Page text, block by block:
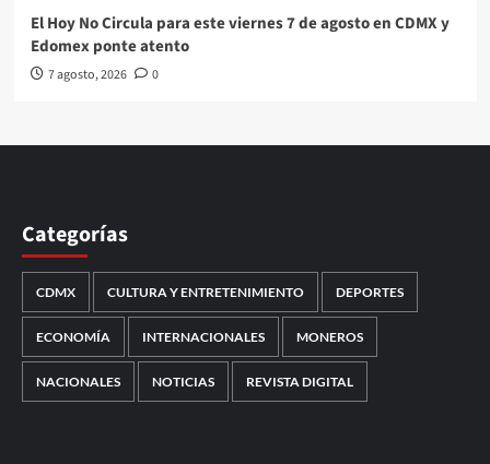
El Hoy No Circula para este viernes 7 de agosto en CDMX y
Edomex ponte atento
7 agosto, 2026 0
Categorías
CDMX CULTURA Y ENTRETENIMIENTO DEPORTES
ECONOMÍA INTERNACIONALES MONEROS
NACIONALES NOTICIAS REVISTA DIGITAL